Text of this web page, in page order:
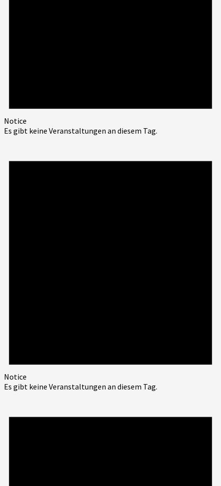
Notice
Es gibt keine Veranstaltungen an diesem Tag.
Notice
Es gibt keine Veranstaltungen an diesem Tag.